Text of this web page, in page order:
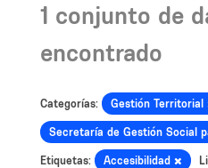
1 conjunto de
encontrado
Categorías: Gestión Territorial
Secretaría de Gestión Social
Etiquetas: Accesibilidad